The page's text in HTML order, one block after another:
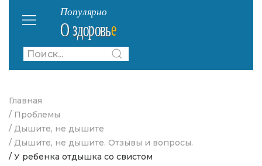
Главная
/ Проблемы
/ Дышите, не дышите
/ Дышите, не дышите. Отзывы и вопросы.
/ У ребенка отдышка со свистом